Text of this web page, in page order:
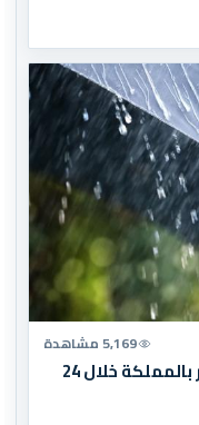
5,169 مشاهدة
في عز الصيف.. مقاييس أمطار الخير بالمملكة خلال 24